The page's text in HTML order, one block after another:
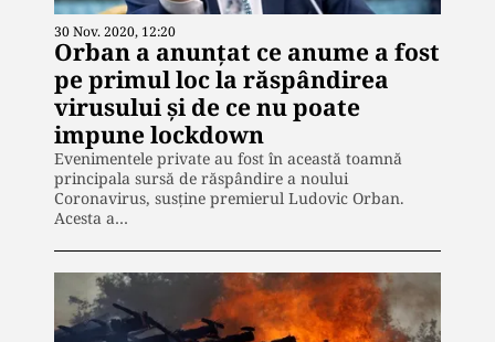
30 Nov. 2020, 12:20
Orban a anunțat ce anume a fost
pe primul loc la răspândirea
virusului și de ce nu poate
impune lockdown
Evenimentele private au fost în această toamnă
principala sursă de răspândire a noului
Coronavirus, susține premierul Ludovic Orban.
Acesta a…